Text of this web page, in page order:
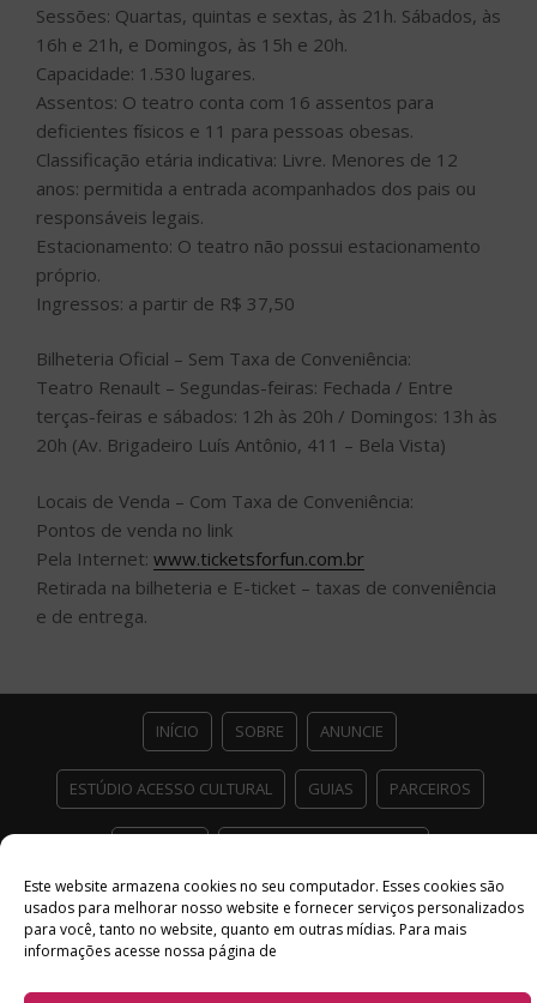
Este website armazena cookies no seu computador. Esses cookies são
usados ​​para melhorar nosso website e fornecer serviços personalizados
para você, tanto no website, quanto em outras mídias. Para mais
informações acesse nossa página de
Sessões: Quartas, quintas e sextas, às 21h. Sábados, às
16h e 21h, e Domingos, às 15h e 20h.
Capacidade: 1.530 lugares.
Assentos: O teatro conta com 16 assentos para
deficientes físicos e 11 para pessoas obesas.
Classificação etária indicativa: Livre. Menores de 12
anos: permitida a entrada acompanhados dos pais ou
responsáveis legais.
Estacionamento: O teatro não possui estacionamento
próprio.
Ingressos: a partir de R$ 37,50
Bilheteria Oficial – Sem Taxa de Conveniência:
Teatro Renault – Segundas-feiras: Fechada / Entre
terças-feiras e sábados: 12h às 20h / Domingos: 13h às
20h (Av. Brigadeiro Luís Antônio, 411 – Bela Vista)
Locais de Venda – Com Taxa de Conveniência:
Pontos de venda no link
Pela Internet: www.ticketsforfun.com.br
Retirada na bilheteria e E-ticket – taxas de conveniência
e de entrega.
INÍCIO SOBRE ANUNCIE
ESTÚDIO ACESSO CULTURAL GUIAS PARCEIROS
Facebook
TwitterInstagram
Youtube
Copyright 2026 Acesso Cultural - Arte, Cultura Pop e Entretenimento
Desenvolvido por